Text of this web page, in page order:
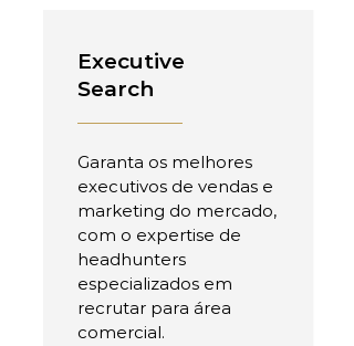
Executive
Search
Garanta os melhores
executivos de vendas e
marketing do mercado,
com o expertise de
headhunters
especializados em
recrutar para área
comercial.